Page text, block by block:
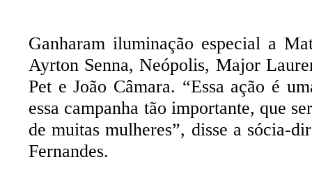
Ganharam iluminação especial a
Ayrton Senna, Neópolis, Major
Pet e João Câmara. “Essa ação é
essa campanha tão importante, que
de muitas mulheres”, disse a sócia-
Fernandes.